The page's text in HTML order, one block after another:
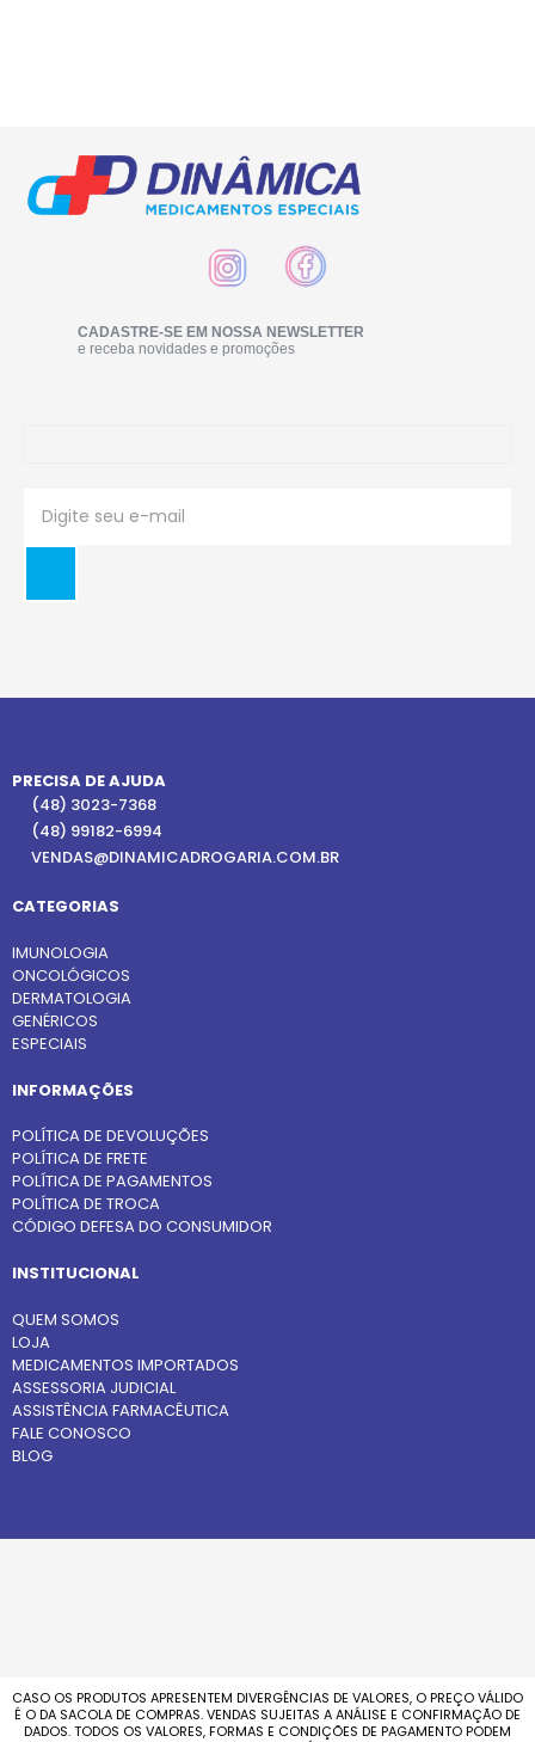
CADASTRE-SE EM NOSSA NEWSLETTER
e receba novidades e promoções
PRECISA DE AJUDA
(48) 3023-7368
(48) 99182-6994
VENDAS@DINAMICADROGARIA.COM.BR
CATEGORIAS
IMUNOLOGIA
ONCOLÓGICOS
DERMATOLOGIA
GENÉRICOS
ESPECIAIS
INFORMAÇÕES
POLÍTICA DE DEVOLUÇÕES
POLÍTICA DE FRETE
POLÍTICA DE PAGAMENTOS
POLÍTICA DE TROCA
CÓDIGO DEFESA DO CONSUMIDOR
INSTITUCIONAL
QUEM SOMOS
LOJA
MEDICAMENTOS IMPORTADOS
ASSESSORIA JUDICIAL
ASSISTÊNCIA FARMACÊUTICA
FALE CONOSCO
BLOG
CASO OS PRODUTOS APRESENTEM DIVERGÊNCIAS DE VALORES, O PREÇO VÁLIDO
É O DA SACOLA DE COMPRAS. VENDAS SUJEITAS A ANÁLISE E CONFIRMAÇÃO DE
DADOS. TODOS OS VALORES, FORMAS E CONDIÇÕES DE PAGAMENTO PODEM